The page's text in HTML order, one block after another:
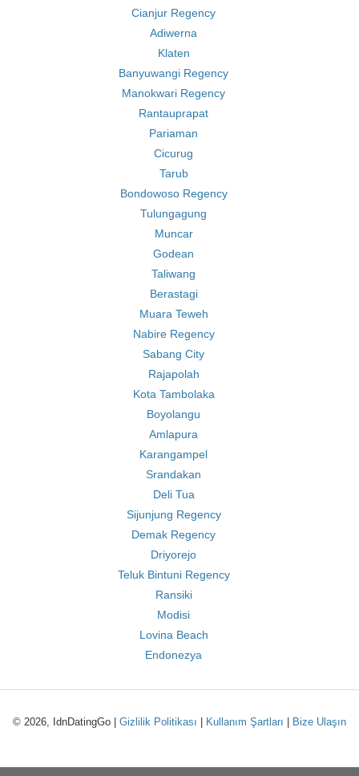
Cianjur Regency
Adiwerna
Klaten
Banyuwangi Regency
Manokwari Regency
Rantauprapat
Pariaman
Cicurug
Tarub
Bondowoso Regency
Tulungagung
Muncar
Godean
Taliwang
Berastagi
Muara Teweh
Nabire Regency
Sabang City
Rajapolah
Kota Tambolaka
Boyolangu
Amlapura
Karangampel
Srandakan
Deli Tua
Sijunjung Regency
Demak Regency
Driyorejo
Teluk Bintuni Regency
Ransiki
Modisi
Lovina Beach
Endonezya
© 2026, IdnDatingGo | Gizlilik Politikası Kullanım Şartları Bize Ulaşın